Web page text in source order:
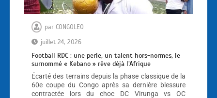
par CONGOLEO
juillet 24, 2026
Football RDC : une perle, un talent hors-normes, le
surnommé « Kebano » rêve déjà l’Afrique
Écarté des terrains depuis la phase classique de la
60e coupe du Congo après sa dernière blessure
contractée lors du choc DC Virunga vs OC